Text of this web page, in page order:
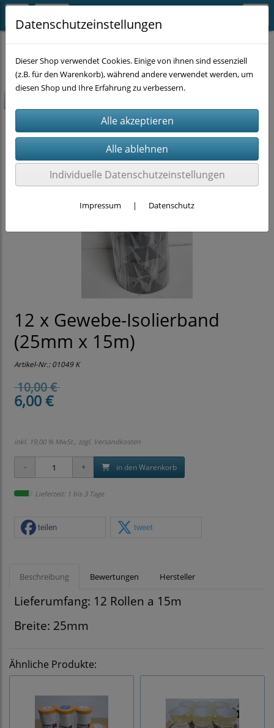
SUPER-SALE
12 x Gewebe-Isolierband
(25mm x 15m)
Artikel-Nr.:01049 K
10,00 €
6,00 €
inkl. 19,00 % MwSt., zzgl. Versandkosten
in den Warenkorb
Lieferzeit: 1 bis 3 Tage
teilen tweet
Beschreibung Bewertungen Hersteller
Lieferumfang: 12 Rollen a 15m
Breite: 25mm
Ähnliche Produkte:
Datenschutzeinstellungen
Dieser Shop verwendet Cookies. Einige von ihnen sind essenziell
(z.B. für den Warenkorb), während andere verwendet werden, um
diesen Shop und Ihre Erfahrung zu verbessern.
Individuelle Datenschutzeinstellungen
Impressum | Datenschutz